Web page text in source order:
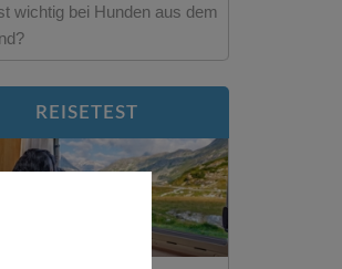
wichtig bei Hunden aus dem
REISETEST